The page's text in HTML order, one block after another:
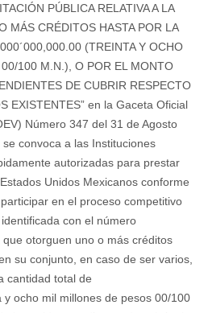
PÚBLICA RELATIVA A LA
MÁS CRÉDITOS HASTA POR LA
(TREINTA Y OCHO
100 M.N.), O POR EL MONTO
DE CUBRIR RESPECTO
EXISTENTES” en la Gaceta Oficial
Número 347 del 31 de Agosto
convoca a las Instituciones
autorizadas para prestar
Unidos Mexicanos conforme
en el proceso competitivo
con el número
que otorguen uno o más créditos
su conjunto, en caso de ser varios,
cantidad total de
y ocho mil millones de pesos 00/100